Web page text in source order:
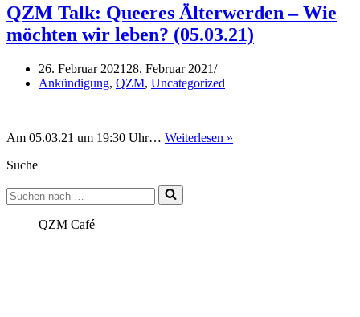
QZM Talk: Queeres Älterwerden – Wie
möchten wir leben? (05.03.21)
26. Februar 2021 28. Februar 2021
Ankündigung, QZM, Uncategorized
Am 05.03.21 um 19:30 Uhr… Weiterlesen »
Suche
Suchen
nach …
QZM Café